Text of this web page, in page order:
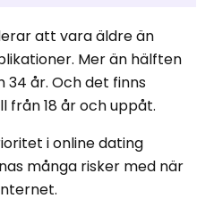
att vara äldre än
Mer än hälften
34 år. Och det finns
från 18 år och uppåt.
i online dating
många risker med när